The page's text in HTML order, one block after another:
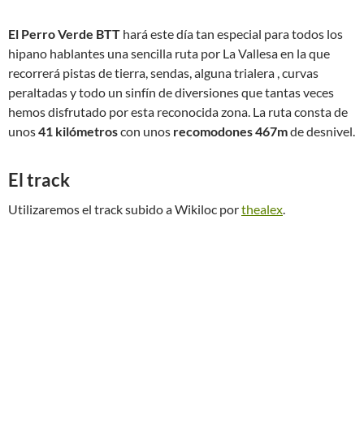
El Perro Verde BTT hará este día tan especial para todos los
hipano hablantes una sencilla ruta por La Vallesa en la que
recorrerá pistas de tierra, sendas, alguna trialera , curvas
peraltadas y todo un sinfín de diversiones que tantas veces
hemos disfrutado por esta reconocida zona. La ruta consta de
unos41 kilómetroscon unos recomodones 467mde desnivel.
El track
Utilizaremos el track subido a Wikiloc porthealex.